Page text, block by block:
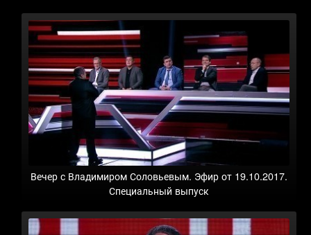
Вечер с Владимиром Соловьевым. Эфир от 19.10.2017.
Специальный выпуск